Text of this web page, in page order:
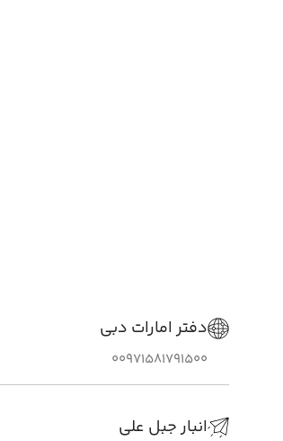
دفتر امارات دبی
00971581791500
انبار جبل علی